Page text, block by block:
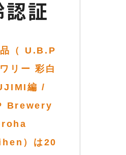
（ U.B.P
リー 彩白
編 /
Brewery
）は20